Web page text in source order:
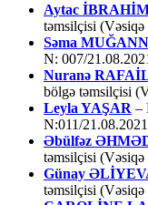
Aytac
təmsilçisi
Səma
N: 007/
Nuranə
bölgə təmsilçisi
Leyla YAŞAR –
N:011/
Əbülfəz
təmsilçisi
Günay
təmsilçisi